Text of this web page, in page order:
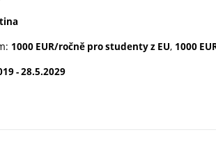
1000 EUR/ročně pro studenty z EU, 1000
- 28.5.2029